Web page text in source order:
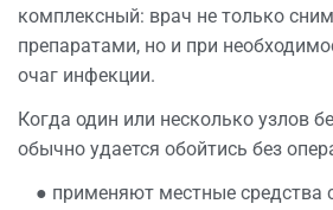
комплексный: врач не только
препаратами, но и при
очаг инфекции.
Когда один или несколько узлов
обычно удается обойтись без
● применяют местные средства